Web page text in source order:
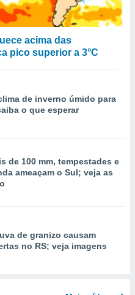
acima das
pico superior a 3°C
de inverno úmido para
o que esperar
de 100 mm, tempestades e
ameaçam o Sul; veja as
de granizo causam
no RS; veja imagens